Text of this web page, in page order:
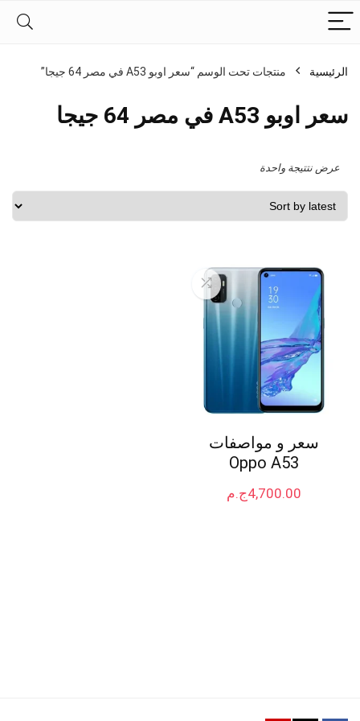
الرئيسية منتجات تحت الوسم “سعر اوبو A53 في مصر 64 جيجا”
سعر اوبو A53 في مصر 64 جيجا
عرض نتتيجة واحدة
سعر و مواصفات
Oppo A53
ج.م4,700.00